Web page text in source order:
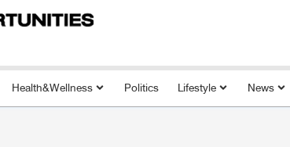
Health&Wellness Politics Lifestyle News